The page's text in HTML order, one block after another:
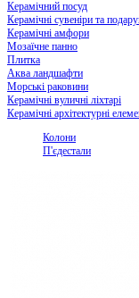
Керамічний посуд
Керамічні сувеніри та
Керамічні амфори
Мозаїчне панно
Плитка
Аква ландшафти
Морські раковини
Керамічні вуличні ліхтарі
Керамічні архітектурні
Колони
П'єдестали